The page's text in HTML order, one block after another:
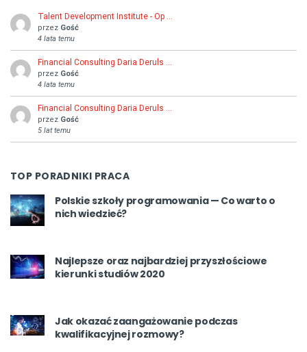
Talent Development Institute - Op …
przez Gość
4 lata temu
Financial Consulting Daria Deruls …
przez Gość
4 lata temu
Financial Consulting Daria Deruls …
przez Gość
5 lat temu
TOP PORADNIKI PRACA
Polskie szkoły programowania — Co warto o
nich wiedzieć?
Najlepsze oraz najbardziej przyszłościowe
kierunki studiów 2020
Jak okazać zaangażowanie podczas
kwalifikacyjnej rozmowy?